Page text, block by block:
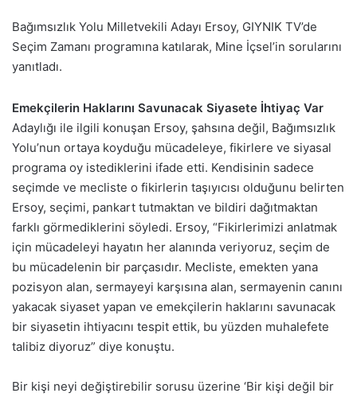
Bağımsızlık Yolu Milletvekili Adayı Ersoy, GIYNIK TV’de
Seçim Zamanı programına katılarak, Mine İçsel’in sorularını
yanıtladı.
Emekçilerin Haklarını Savunacak Siyasete İhtiyaç Var
Adaylığı ile ilgili konuşan Ersoy, şahsına değil, Bağımsızlık
Yolu’nun ortaya koyduğu mücadeleye, fikirlere ve siyasal
programa oy istediklerini ifade etti. Kendisinin sadece
seçimde ve mecliste o fikirlerin taşıyıcısı olduğunu belirten
Ersoy, seçimi, pankart tutmaktan ve bildiri dağıtmaktan
farklı görmediklerini söyledi. Ersoy, “Fikirlerimizi anlatmak
için mücadeleyi hayatın her alanında veriyoruz, seçim de
bu mücadelenin bir parçasıdır. Mecliste, emekten yana
pozisyon alan, sermayeyi karşısına alan, sermayenin canını
yakacak siyaset yapan ve emekçilerin haklarını savunacak
bir siyasetin ihtiyacını tespit ettik, bu yüzden muhalefete
talibiz diyoruz” diye konuştu.
Bir kişi neyi değiştirebilir sorusu üzerine ‘Bir kişi değil bir